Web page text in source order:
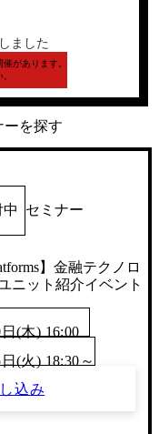
ました
があります。
ーを探す
中 セミナー
】金融テクノロ
ニット紹介イベント
(木) 16:00
(火) 18:30～
込み